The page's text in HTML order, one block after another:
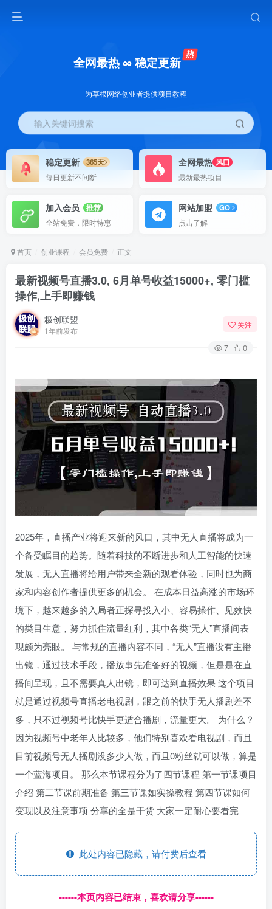
全网最热 ∞ 稳定更新
为草根网络创业者提供项目教程
输入关键词搜索
稳定更新
365天
每日更新不间断
全网最热 风口
最新最热项目
加入会员
推荐
全站免费，限时特惠
网站加盟
GO
点击了解
首页 创业课程 会员免费 正文
最新视频号直播3.0, 6月单号收益15000+, 零门槛
操作,上手即赚钱
极创联盟
1年前发布
关注
7 0
2025年，直播产业将迎来新的风口，其中无人直播将成为一
个备受瞩目的趋势。随着科技的不断进步和人工智能的快速
发展，无人直播将给用户带来全新的观看体验，同时也为商
家和内容创作者提供更多的机会。 在成本日益高涨的市场环
境下，越来越多的入局者正探寻投入小、容易操作、见效快
的类目生意，努力抓住流量红利，其中各类“无人”直播间表
现颇为亮眼。 与常规的直播内容不同，“无人”直播没有主播
出镜，通过技术⼿段，播放事先准备好的视频，但是是在直
播间呈现，且不需要真⼈出镜，即可达到直播效果 这个项目
就是通过视频号直播老电视剧，跟之前的快手无人播剧差不
多，只不过视频号比快手更适合播剧，流量更大。 为什么？
因为视频号中老年人比较多，他们特别喜欢看电视剧，而且
目前视频号无人播剧没多少人做，而且0粉丝就可以做，算是
一个蓝海项目。 那么本节课程分为了四节课程 第一节课项目
介绍 第二节课前期准备 第三节课如实操教程 第四节课如何
变现以及注意事项 分享的全是干货 大家一定耐心要看完
此处内容已隐藏，请付费后查看
------本页内容已结束，喜欢请分享------